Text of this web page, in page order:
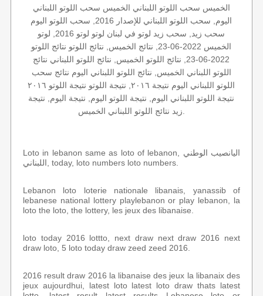
الخميس سحب اللوتو اللبناني الخميس سحب اللوتو اللبناني
اليوم, سحب اللوتو اللبناني للإصدار 2016, سحب اللوتو اليوم
سحب زيد, سحب زيد لوتو في لبنان لوتو لوتو 2016, لوتو
الخميس 2022-06-23, نتائج الخميس, نتائج اللوتو نتائج اللوتو
2022-06-23, نتائج اللوتو الخميس, نتائج اللوتو اللبناني نتائج
اللوتو اللبناني الخميس, نتائج اللوتو اللبناني اليوم نتائج سحب
اللوتو اللبناني اليوم نتيجة ٢٠١٦, نتيجة اللوتو نتيجة اللوتو ٢٠١٦
نتيجة اللوتو اللبناني اليوم, نتيجة اللوتو اليوم, نتيجة اليوم, نتيجة
Loto in lebanon same as loto of lebanon, اليانصيب الوطني
اللبناني, today, loto numbers loto numbers.
Lebanon loto loterie nationale libanais, yanassib of
lebanese national lottery playlebanon or play lebanon, la
loto the loto, the lottery, les jeux des libanaise.
loto today 2016 lottto, next draw next draw 2016 next
draw loto, 5 loto today draw zeed zeed 2016.
2016 result draw 2016 la libanaise des jeux la libanaix des
jeux aujourdhui, latest loto latest loto draw thats latest